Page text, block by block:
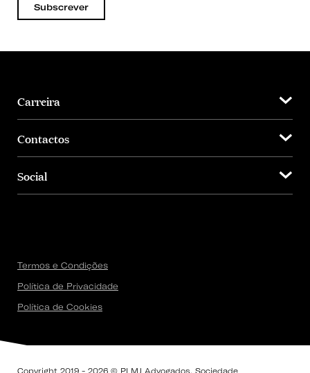
Subscrever
Carreira
Contactos
Social
Termos e Condições
Política de Privacidade
Política de Cookies